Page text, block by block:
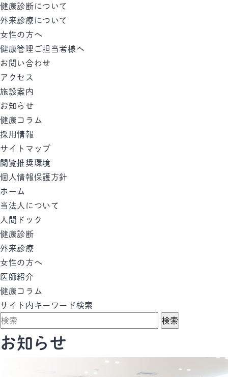
健康診断について
外来診療について
女性の方へ
健康管理ご担当者様へ
お問い合わせ
アクセス
施設案内
お知らせ
健康コラム
採用情報
サイトマップ
閲覧推奨環境
個人情報保護方針
ホーム
当法人について
人間ドック
健康診断
外来診療
女性の方へ
医師紹介
健康コラム
サイト内キーワード検索
検索
お知らせ